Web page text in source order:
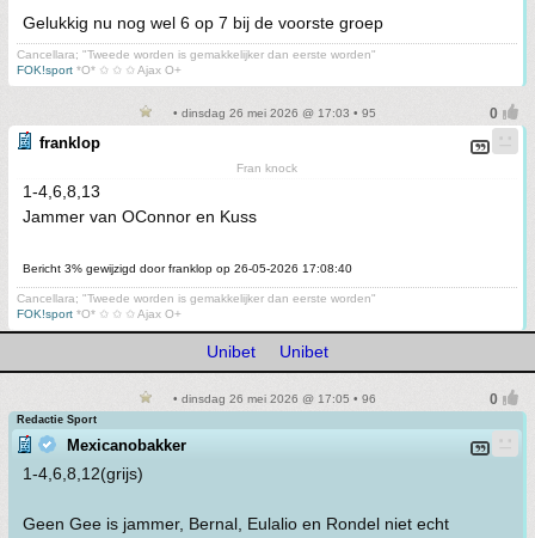
Gelukkig nu nog wel 6 op 7 bij de voorste groep
Cancellara; "Tweede worden is gemakkelijker dan eerste worden"
FOK!sport *O* ✩ ✩ ✩ Ajax O+
• dinsdag 26 mei 2026 @ 17:03 • 95
franklop
Fran knock
1-4,6,8,13
Jammer van OConnor en Kuss
Bericht 3% gewijzigd door franklop op 26-05-2026 17:08:40
Cancellara; "Tweede worden is gemakkelijker dan eerste worden"
FOK!sport *O* ✩ ✩ ✩ Ajax O+
Unibet Unibet
• dinsdag 26 mei 2026 @ 17:05 • 96
Redactie Sport
Mexicanobakker
1-4,6,8,12(grijs)
Geen Gee is jammer, Bernal, Eulalio en Rondel niet echt